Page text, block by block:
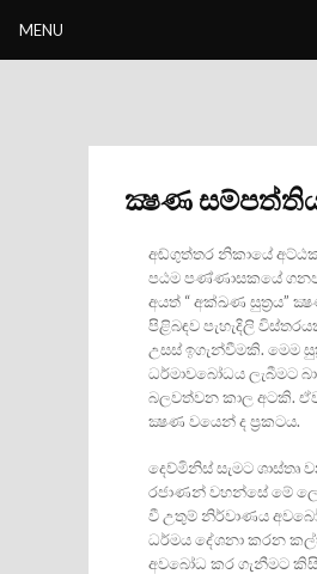
ක්‍ෂණ
අඬ්ගුත්තර නිකායේ
පඨම පණ්ණාසකයේ
අයත් “ අක්ඛණ සුත‍්‍රය”
පිළිබඳව පැහැදිලි
උසස් ඉගැන්වීමකි. මෙම
ධර්මාවබෝධය ලැබීමට
බලවත්වන කාල අටකි.
ක්‍ෂණ වයෙන් ද ප‍්‍රකටය.
දෙව්මිනිස් සැමට ශාස්තෘ
රජාණන් වහන්සේ මේ
වී උතුම් නිර්වාණය
ධර්මය දේශනා කරන
අවබෝධ කර ගැනීමට
MENU